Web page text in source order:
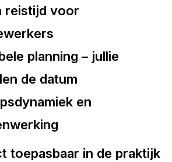
reistijd voor
planning – jullie
de datum
en
toepasbaar in de praktijk